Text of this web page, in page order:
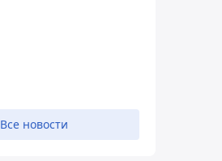
Все новости